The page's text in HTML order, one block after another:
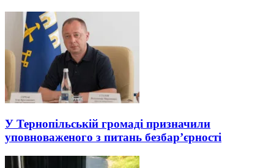
У Тернопільській громаді призначили
уповноваженого з питань безбар’єрності